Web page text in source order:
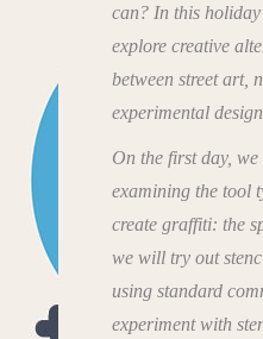
can? In this
explore creative
between street art,
experimental
On the first day,
examining the tool
create graffiti: the
we will try out
using standard
experiment with